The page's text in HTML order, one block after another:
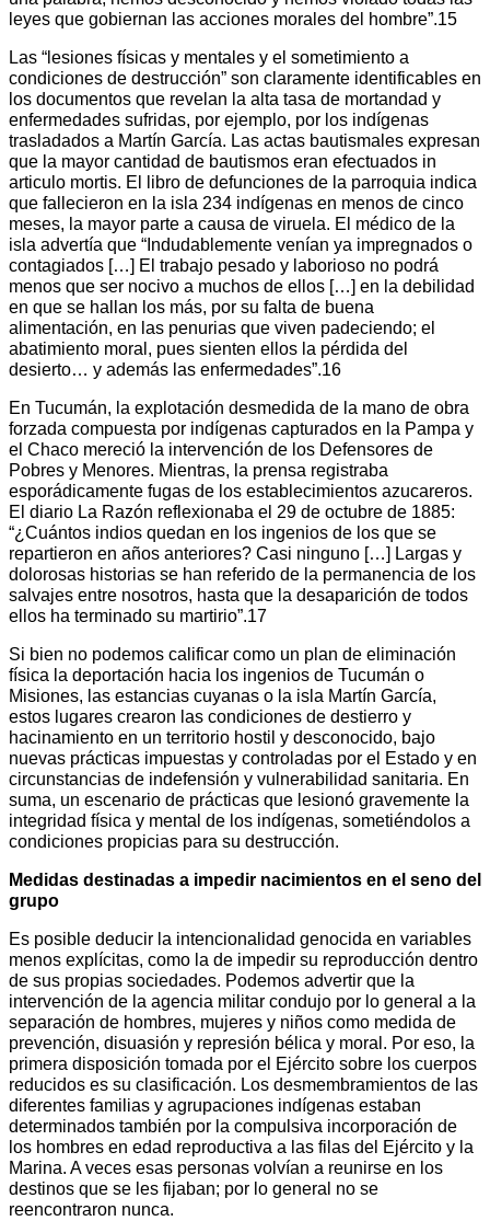
leyes que gobiernan las acciones morales del hombre”.15
Las “lesiones físicas y mentales y el sometimiento a
condiciones de destrucción” son claramente identificables en
los documentos que revelan la alta tasa de mortandad y
enfermedades sufridas, por ejemplo, por los indígenas
trasladados a Martín García. Las actas bautismales expresan
que la mayor cantidad de bautismos eran efectuados in
articulo mortis. El libro de defunciones de la parroquia indica
que fallecieron en la isla 234 indígenas en menos de cinco
meses, la mayor parte a causa de viruela. El médico de la
isla advertía que “Indudablemente venían ya impregnados o
contagiados […] El trabajo pesado y laborioso no podrá
menos que ser nocivo a muchos de ellos […] en la debilidad
en que se hallan los más, por su falta de buena
alimentación, en las penurias que viven padeciendo; el
abatimiento moral, pues sienten ellos la pérdida del
desierto… y además las enfermedades”.16
En Tucumán, la explotación desmedida de la mano de obra
forzada compuesta por indígenas capturados en la Pampa y
el Chaco mereció la intervención de los Defensores de
Pobres y Menores. Mientras, la prensa registraba
esporádicamente fugas de los establecimientos azucareros.
El diario La Razón reflexionaba el 29 de octubre de 1885:
“¿Cuántos indios quedan en los ingenios de los que se
repartieron en años anteriores? Casi ninguno […] Largas y
dolorosas historias se han referido de la permanencia de los
salvajes entre nosotros, hasta que la desaparición de todos
ellos ha terminado su martirio”.17
Si bien no podemos calificar como un plan de eliminación
física la deportación hacia los ingenios de Tucumán o
Misiones, las estancias cuyanas o la isla Martín García,
estos lugares crearon las condiciones de destierro y
hacinamiento en un territorio hostil y desconocido, bajo
nuevas prácticas impuestas y controladas por el Estado y en
circunstancias de indefensión y vulnerabilidad sanitaria. En
suma, un escenario de prácticas que lesionó gravemente la
integridad física y mental de los indígenas, sometiéndolos a
condiciones propicias para su destrucción.
Medidas destinadas a impedir nacimientos en el seno del
grupo
Es posible deducir la intencionalidad genocida en variables
menos explícitas, como la de impedir su reproducción dentro
de sus propias sociedades. Podemos advertir que la
intervención de la agencia militar condujo por lo general a la
separación de hombres, mujeres y niños como medida de
prevención, disuasión y represión bélica y moral. Por eso, la
primera disposición tomada por el Ejército sobre los cuerpos
reducidos es su clasificación. Los desmembramientos de las
diferentes familias y agrupaciones indígenas estaban
determinados también por la compulsiva incorporación de
los hombres en edad reproductiva a las filas del Ejército y la
Marina. A veces esas personas volvían a reunirse en los
destinos que se les fijaban; por lo general no se
reencontraron nunca.